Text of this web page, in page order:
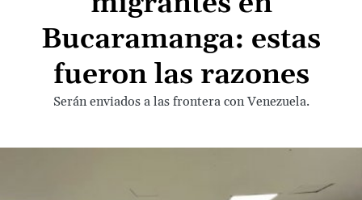
Bucaramanga: estas
fueron las razones
Serán enviados a las frontera con Venezuela.